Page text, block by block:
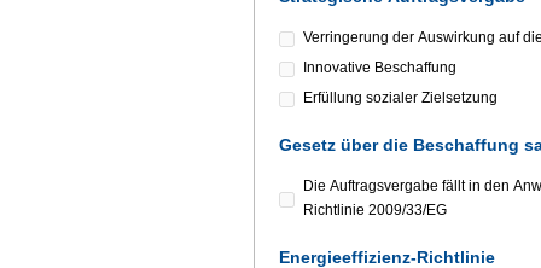
Verringerung der Auswirkung auf
Innovative Beschaffung
Erfüllung sozialer Zielsetzung
Gesetz über die Beschaffung
Die Auftragsvergabe fällt in den
Richtlinie 2009/33/EG
Energieeffizienz-Richtlinie